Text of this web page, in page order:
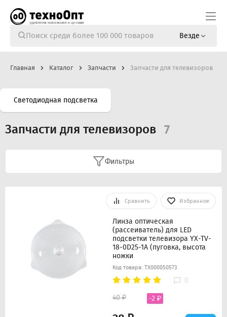
Везде
Главная Каталог Запчасти Запчасти для телевизоров
Светодиодная подсветка
Запчасти для телевизоров 7
Фильтры
Сравнить Избранное
Линза оптическая
(рассеиватель) для LED
подсветки телевизора YX-TV-
18-0D25-1A (пуговка, высота
ножки
Код товара: ТХ000050573
0
40 ₽ -2 ₽